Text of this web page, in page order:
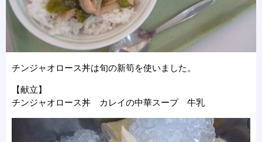
チンジャオロース丼は旬の新筍を使いました。
【献立】
チンジャオロース丼 カレイの中華スープ 牛乳